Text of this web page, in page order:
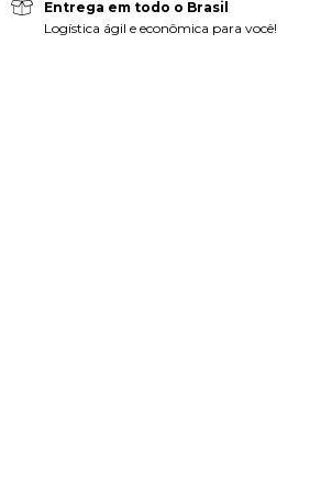
Entrega em todo o Brasil
Logística ágil e econômica para você!